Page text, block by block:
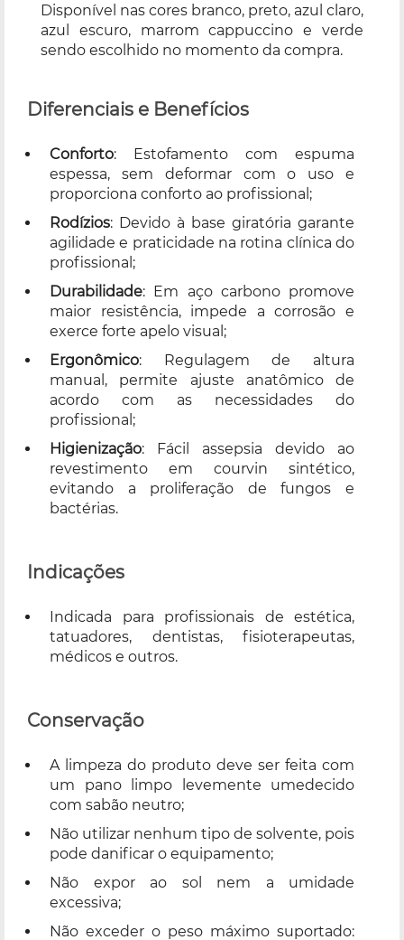
Disponível nas cores branco, preto, azul claro,
azul escuro, marrom cappuccino e verde
sendo escolhido no momento da compra.
Diferenciais e Benefícios
Conforto: Estofamento com espuma
espessa, sem deformar com o uso e
proporciona conforto ao profissional;
Rodízios: Devido à base giratória garante
agilidade e praticidade na rotina clínica do
profissional;
Durabilidade: Em aço carbono promove
maior resistência, impede a corrosão e
exerce forte apelo visual;
Ergonômico: Regulagem de altura
manual, permite ajuste anatômico de
acordo com as necessidades do
profissional;
Higienização: Fácil assepsia devido ao
revestimento em courvin sintético,
evitando a proliferação de fungos e
bactérias.
Indicações
Indicada para profissionais de estética,
tatuadores, dentistas, fisioterapeutas,
médicos e outros.
Conservação
A limpeza do produto deve ser feita com
um pano limpo levemente umedecido
com sabão neutro;
Não utilizar nenhum tipo de solvente, pois
pode danificar o equipamento;
Não expor ao sol nem a umidade
excessiva;
Não exceder o peso máximo suportado: